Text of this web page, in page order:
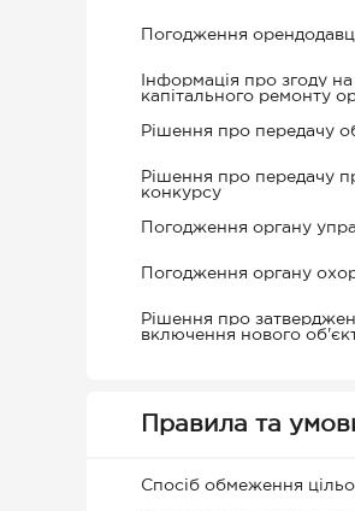
Погодження
Інформація про згоду
капітального ремонту
Рішення про передачу
Рішення про передачу
конкурсу
Погодження органу
Погодження органу
Рішення про
включення нового
Правила та
Спосіб обмеження